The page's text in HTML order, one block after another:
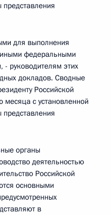
для выполнения
федеральными
- руководителям этих
докладов. Сводные
Российской
месяца с установленной
органы
деятельностью
Российской
основными
в